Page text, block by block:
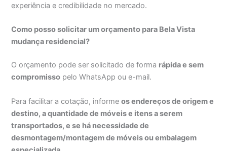
experiência e credibilidade no mercado.
Como posso solicitar um orçamento para Bela Vista
mudança residencial?
O orçamento pode ser solicitado de forma rápida e sem
compromisso pelo WhatsApp ou e-mail.
Para facilitar a cotação, informeos endereços de origem e
destino, a quantidade de móveis e itens a serem
transportados, e se há necessidade de
desmontagem/montagem de móveis ou embalagem